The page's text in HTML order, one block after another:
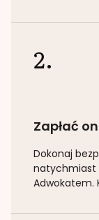
2.
Zapłać
Dokonaj
natychmiast
Adwokatem.